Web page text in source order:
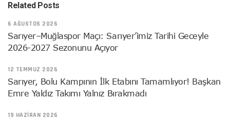
Related Posts
6 AĞUSTOS 2026
Sarıyer–Muğlaspor Maçı: Sarıyer’imiz Tarihi Geceyle
2026-2027 Sezonunu Açıyor
12 TEMMUZ 2026
Sarıyer, Bolu Kampının İlk Etabını Tamamlıyor! Başkan
Emre Yaldız Takımı Yalnız Bırakmadı
19 HAZIRAN 2026